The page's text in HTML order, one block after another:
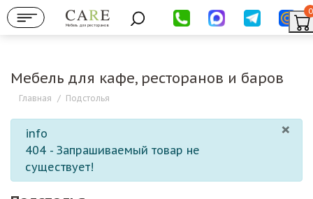
Мебель для ресторанов
0
Мебель для кафе, ресторанов и баров
Главная / Подстолья
×
info
404 - Запрашиваемый товар не
существует!